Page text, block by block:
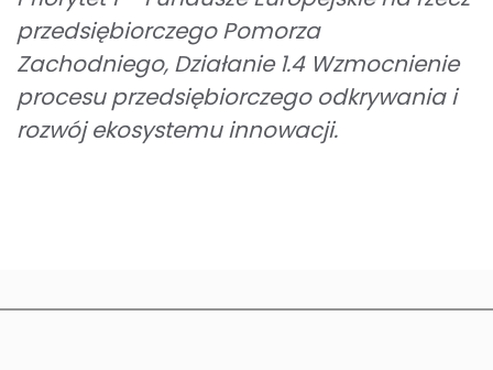
przedsiębiorczego Pomorza
Zachodniego, Działanie 1.4 Wzmocnienie
procesu przedsiębiorczego odkrywania i
rozwój ekosystemu innowacji.